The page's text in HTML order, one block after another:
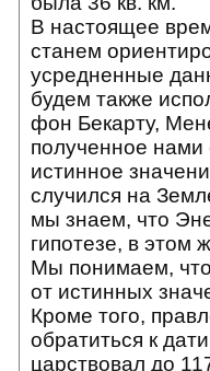
В настоящее
станем
усредненные
будем также
фон Бекарту,
полученное нами
истинное
случился на
мы знаем, что
гипотезе, в этом
Мы понимаем, что
от истинных
Кроме того,
обратиться к
царствовал до